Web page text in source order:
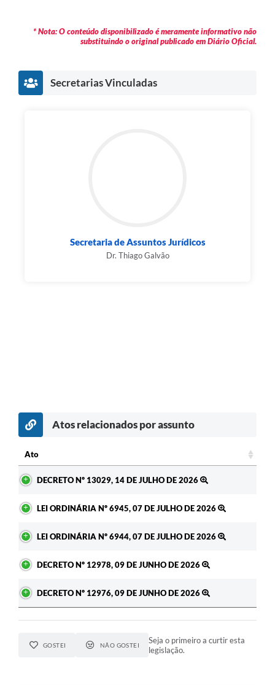
* Nota: O conteúdo disponibilizado é meramente informativo não
substituindo o original publicado em Diário Oficial.
Secretarias Vinculadas
Secretaria de Assuntos Jurídicos
Dr. Thiago Galvão
Atos relacionados por assunto
Ato
DECRETO Nº 13029, 14 DE JULHO DE 2026
LEI ORDINÁRIA Nº 6945, 07 DE JULHO DE 2026
LEI ORDINÁRIA Nº 6944, 07 DE JULHO DE 2026
DECRETO Nº 12978, 09 DE JUNHO DE 2026
DECRETO Nº 12976, 09 DE JUNHO DE 2026
GOSTEI NÃO GOSTEI
Seja o primeiro a curtir esta
legislação.